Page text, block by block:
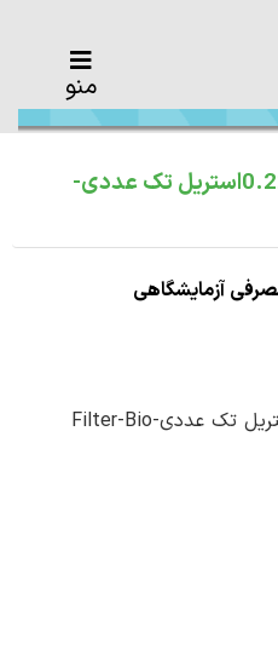
منو
خرید فیلتر سرسرنگی 0.22استریل تک عددی-